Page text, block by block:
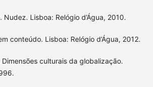
Nudez. Lisboa: Relógio d’Água, 2010.
conteúdo. Lisboa: Relógio d’Água, 2012.
Dimensões culturais da globalização.